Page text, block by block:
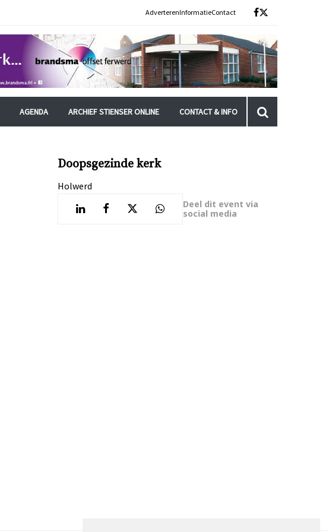
AdverterenInformatieContact
AGENDA ARCHIEF STIENSER ONLINE CONTACT & INFO
Doopsgezinde kerk
Holwerd
Deel dit event via
social media